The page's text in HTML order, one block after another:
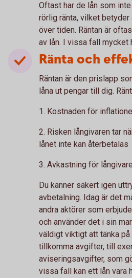
Oftast har de lån som
rörlig ränta, vilket betyder
över tiden. Räntan är
av lån. I vissa fall mycket
Ränta och
Räntan är den prislapp
låna ut pengar till dig.
1. Kostnaden för
2. Risken långivaren tar
lånet inte kan återbetalas
3. Avkastning för
Du känner säkert igen
avbetalning. Idag är det
andra aktörer som
och använder det i sin
väldigt viktigt att tänka på
tillkomma avgifter, till
aviseringsavgifter, som
vissa fall kan ett lån vara